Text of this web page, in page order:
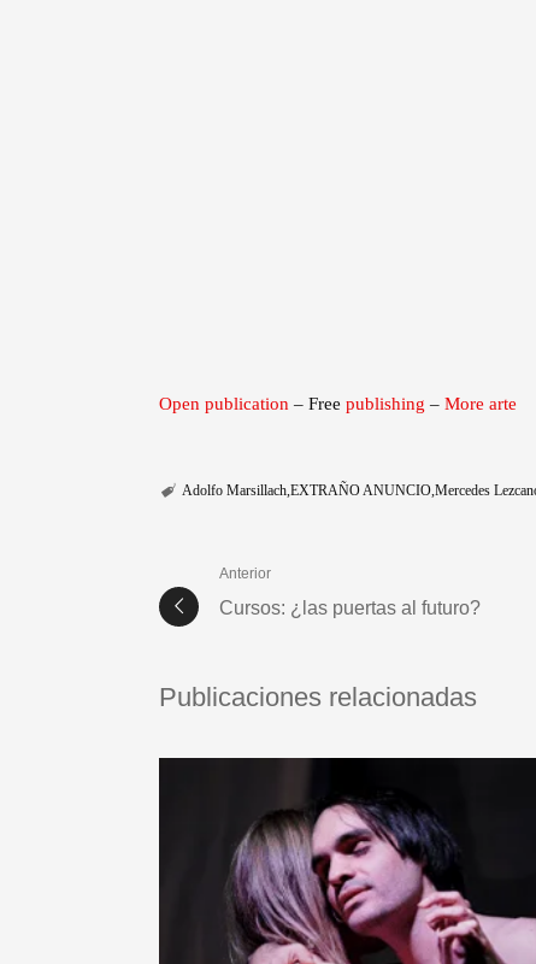
Open publication – Free publishing – More arte
Adolfo Marsillach EXTRAÑO ANUNCIO Mercedes
Anterior
Cursos: ¿las puertas al futuro?
Publicaciones relacionadas